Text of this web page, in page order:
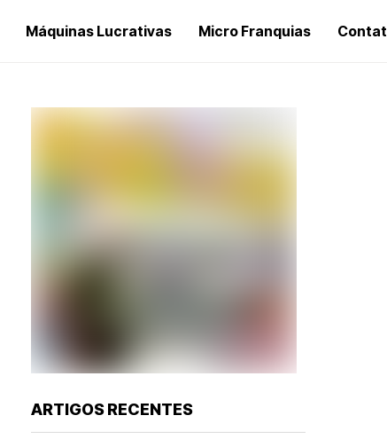
Máquinas Lucrativas Micro Franquias
ARTIGOS RECENTES